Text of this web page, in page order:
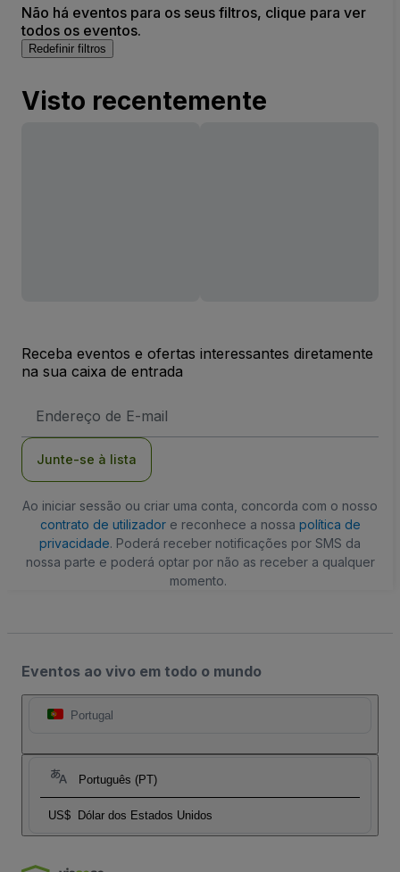
Não há eventos para os seus filtros, clique para ver
todos os eventos.
Redefinir filtros
Visto recentemente
Receba eventos e ofertas interessantes diretamente
na sua caixa de entrada
de
Junte-se à lista
Ao iniciar sessão ou criar uma conta, concorda com o nosso
contrato de utilizadore reconhece a nossa política de
privacidade. Poderá receber notificações por SMS da
nossa parte e poderá optar por não as receber a qualquer
momento.
Eventos ao vivo em todo o mundo
Portugal
Português (PT)
US$ Dólar dos Estados Unidos